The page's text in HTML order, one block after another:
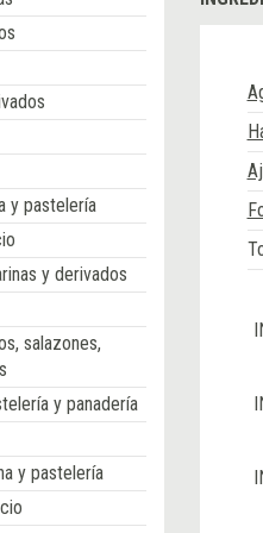
y pastelería
y derivados
salazones,
y panadería
y pastelería